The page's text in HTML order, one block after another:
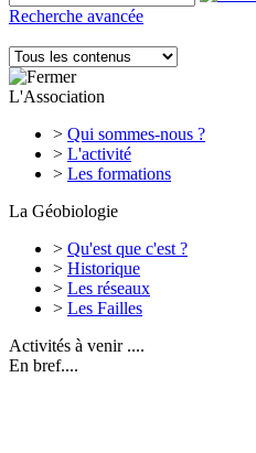
Recherche avancée
L'Association
> Qui sommes-nous ?
> L'activité
> Les formations
La Géobiologie
> Qu'est que c'est ?
> Historique
> Les réseaux
> Les Failles
Activités à venir ....
En bref....